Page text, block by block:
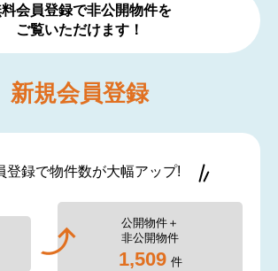
会員登録で非公開物件を
ご覧いただけます！
新規会員登録
登録で物件数が大幅アップ!
公開物件＋
非公開物件
1,509 件